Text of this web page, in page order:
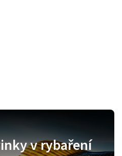
v rybaření